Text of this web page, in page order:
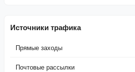
Источники трафика
Прямые заходы
Почтовые рассылки